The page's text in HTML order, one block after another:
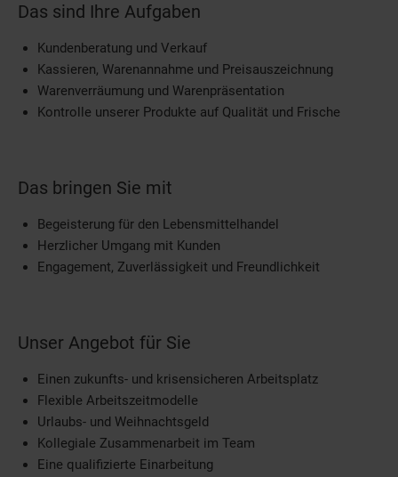
Das sind Ihre Aufgaben
Kundenberatung und Verkauf
Kassieren, Warenannahme und Preisauszeichnung
Warenverräumung und Warenpräsentation
Kontrolle unserer Produkte auf Qualität und Frische
Das bringen Sie mit
Begeisterung für den Lebensmittelhandel
Herzlicher Umgang mit Kunden
Engagement, Zuverlässigkeit und Freundlichkeit
Unser Angebot für Sie
Einen zukunfts- und krisensicheren Arbeitsplatz
Flexible Arbeitszeitmodelle
Urlaubs- und Weihnachtsgeld
Kollegiale Zusammenarbeit im Team
Eine qualifizierte Einarbeitung